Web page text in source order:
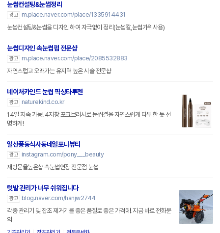
눈썹컨설팅&눈썹정리
광고
m.place.naver.com/place/1335914431
눈썹컨설팅&눈썹을 디자인 하여 자극없이 정리(눈썹칼,눈썹가위사용)
눈썹디자인 속눈썹펌 전문샵
광고
m.place.naver.com/place/2085532883
자연스럽고 오래가는 유지력 높은 시술 전문샵
네이처카인드 눈썹 픽싱타투펜
광고
naturekind.co.kr
14일 지속 가능! 4지창 포크브러시로 눈썹결을 자연스럽게 타투 한 듯 선
명하게!
일산풍동식사동네일포니뷰티
광고
instagram.com/pony___beauty
재방문율높은샵 속눈썹연장 전문점 눈썹
텃밭 관리가 너무 쉬워집니다
광고
blog.naver.com/hanjw2744
각종 관리기 및 잡초 제거기를 좋은 품질로 좋은 가격에! 지금 바로 전화문
의